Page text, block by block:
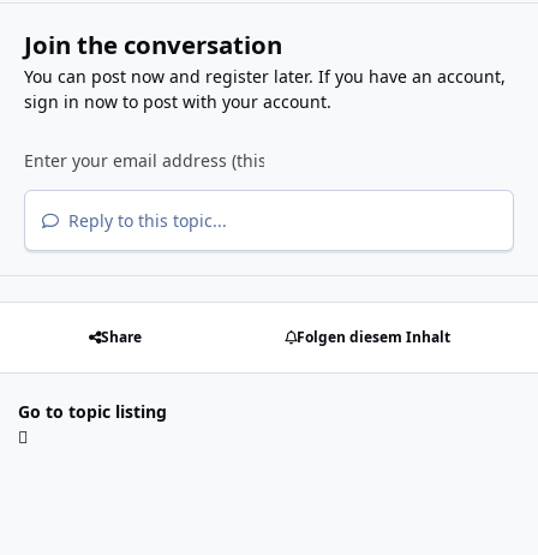
Join the conversation
You can post now and register later. If you have an account,
sign in nowto post with your account.
Reply to this topic...
Share Folgen diesem Inhalt
Go to topic listing